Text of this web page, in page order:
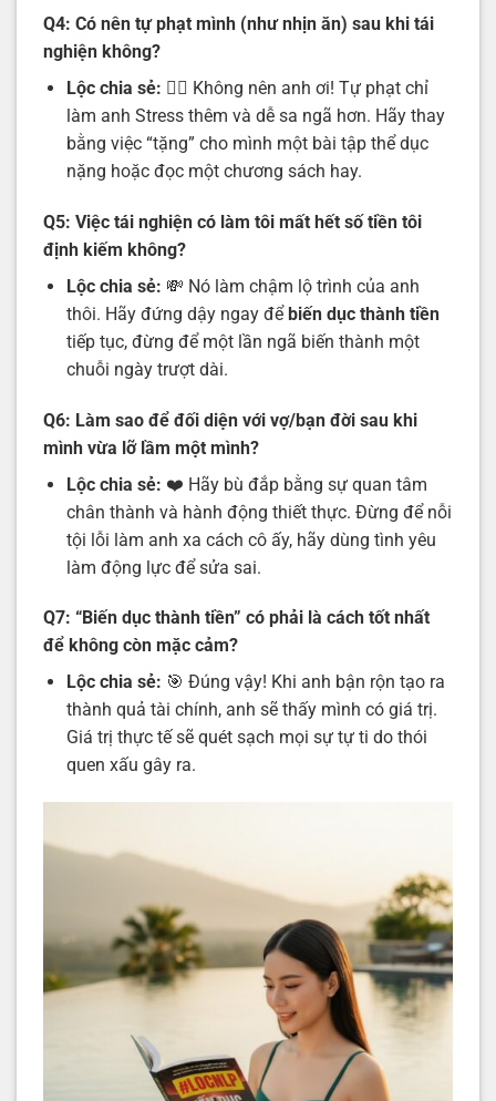
Q4: Có nên tự phạt mình (như nhịn ăn) sau khi tái
nghiện không?
Lộc chia sẻ: 🙅‍♂️ Không nên anh ơi! Tự phạt chỉ
làm anh Stress thêm và dễ sa ngã hơn. Hãy thay
bằng việc “tặng” cho mình một bài tập thể dục
nặng hoặc đọc một chương sách hay.
Q5: Việc tái nghiện có làm tôi mất hết số tiền tôi
định kiếm không?
Lộc chia sẻ: 💸 Nó làm chậm lộ trình của anh
thôi. Hãy đứng dậy ngay đểbiến dục thành tiền
tiếp tục, đừng để một lần ngã biến thành một
chuỗi ngày trượt dài.
Q6: Làm sao để đối diện với vợ/bạn đời sau khi
mình vừa lỡ lầm một mình?
Lộc chia sẻ: ❤️ Hãy bù đắp bằng sự quan tâm
chân thành và hành động thiết thực. Đừng để nỗi
tội lỗi làm anh xa cách cô ấy, hãy dùng tình yêu
làm động lực để sửa sai.
Q7: “Biến dục thành tiền” có phải là cách tốt nhất
để không còn mặc cảm?
Lộc chia sẻ: 🎯 Đúng vậy! Khi anh bận rộn tạo ra
thành quả tài chính, anh sẽ thấy mình có giá trị.
Giá trị thực tế sẽ quét sạch mọi sự tự ti do thói
quen xấu gây ra.